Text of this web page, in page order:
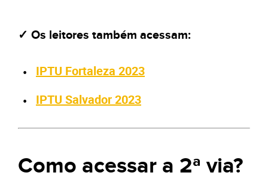
✓ Os leitores também acessam:
IPTU Fortaleza 2023
IPTU Salvador 2023
Como acessar a 2ª via?